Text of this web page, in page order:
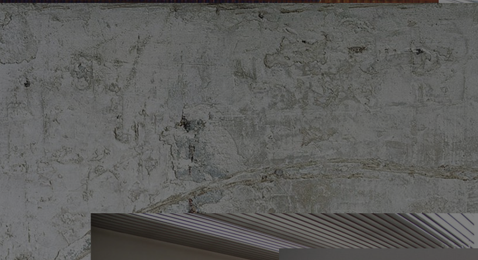
Antonio Saura
Eusebio Sempere